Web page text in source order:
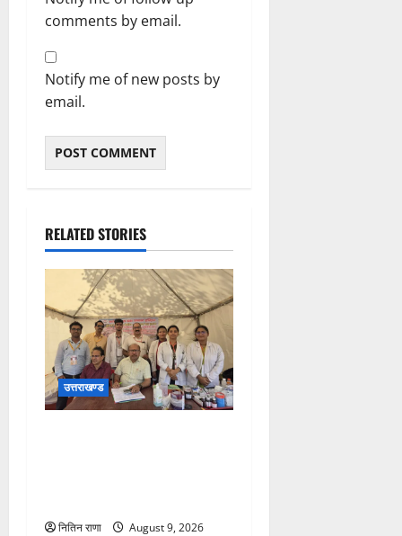
comments by email.
Notify me of new posts by
email.
RELATED STORIES
उत्तराखण्ड
नितिन राणा
August 9, 2026